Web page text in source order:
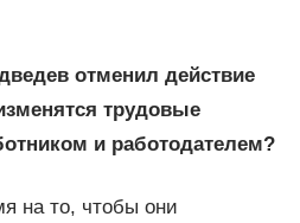
отменил действие
трудовые
и работодателем?
на то, чтобы они